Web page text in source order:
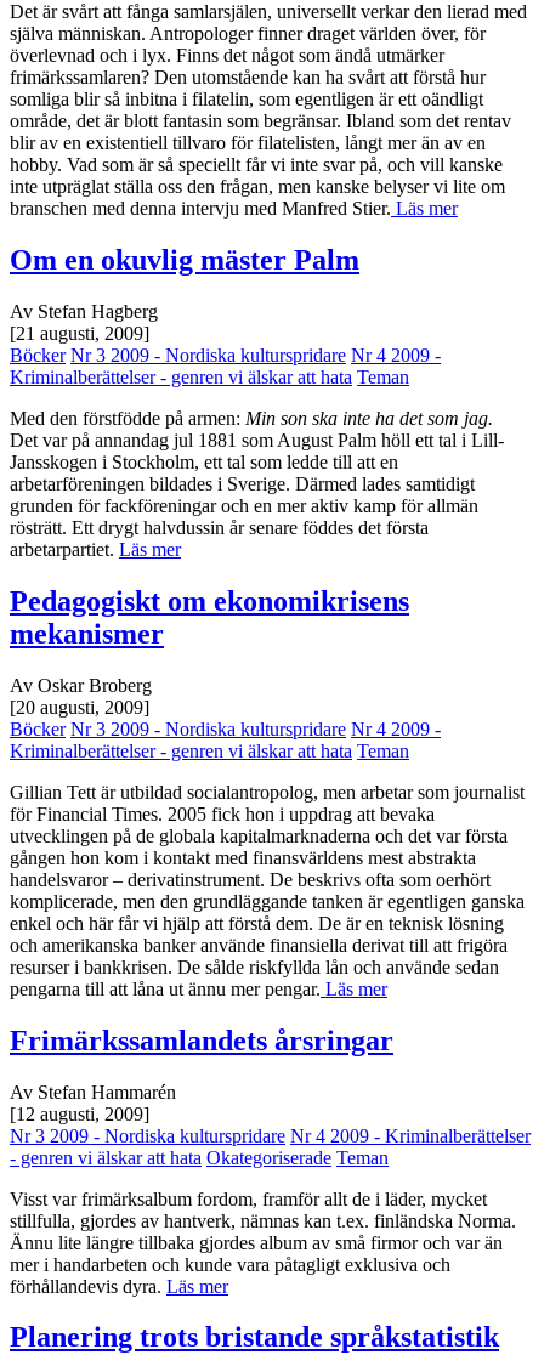
Det är svårt att fånga samlarsjälen, universellt verkar den lierad med
själva människan. Antropologer finner draget världen över, för
överlevnad och i lyx. Finns det något som ändå utmärker
frimärkssamlaren? Den utomstående kan ha svårt att förstå hur
somliga blir så inbitna i filatelin, som egentligen är ett oändligt
område, det är blott fantasin som begränsar. Ibland som det rentav
blir av en existentiell tillvaro för filatelisten, långt mer än av en
hobby. Vad som är så speciellt får vi inte svar på, och vill kanske
inte utpräglat ställa oss den frågan, men kanske belyser vi lite om
branschen med denna intervju med Manfred Stier. Läs mer
Om en okuvlig mäster Palm
Av Stefan Hagberg
[21 augusti, 2009]
Böcker Nr 3 2009 - Nordiska kulturspridare Nr 4 2009 -
Kriminalberättelser - genren vi älskar att hata Teman
Med den förstfödde på armen: Min son ska inte ha det som jag.
Det var på annandag jul 1881 som August Palm höll ett tal i Lill-
Jansskogen i Stockholm, ett tal som ledde till att en
arbetarföreningen bildades i Sverige. Därmed lades samtidigt
grunden för fackföreningar och en mer aktiv kamp för allmän
rösträtt. Ett drygt halvdussin år senare föddes det första
arbetarpartiet. Läs mer
Pedagogiskt om ekonomikrisens
mekanismer
Av Oskar Broberg
[20 augusti, 2009]
Böcker Nr 3 2009 - Nordiska kulturspridare Nr 4 2009 -
Kriminalberättelser - genren vi älskar att hata Teman
Gillian Tett är utbildad socialantropolog, men arbetar som journalist
för Financial Times. 2005 fick hon i uppdrag att bevaka
utvecklingen på de globala kapitalmarknaderna och det var första
gången hon kom i kontakt med finansvärldens mest abstrakta
handelsvaror – derivatinstrument. De beskrivs ofta som oerhört
komplicerade, men den grundläggande tanken är egentligen ganska
enkel och här får vi hjälp att förstå dem. De är en teknisk lösning
och amerikanska banker använde finansiella derivat till att frigöra
resurser i bankkrisen. De sålde riskfyllda lån och använde sedan
pengarna till att låna ut ännu mer pengar. Läs mer
Frimärkssamlandets årsringar
Av Stefan Hammarén
[12 augusti, 2009]
Nr 3 2009 - Nordiska kulturspridare Nr 4 2009 - Kriminalberättelser
- genren vi älskar att hata Okategoriserade Teman
Visst var frimärksalbum fordom, framför allt de i läder, mycket
stillfulla, gjordes av hantverk, nämnas kan t.ex. finländska Norma.
Ännu lite längre tillbaka gjordes album av små firmor och var än
mer i handarbeten och kunde vara påtagligt exklusiva och
förhållandevis dyra. Läs mer
Planering trots bristande språkstatistik